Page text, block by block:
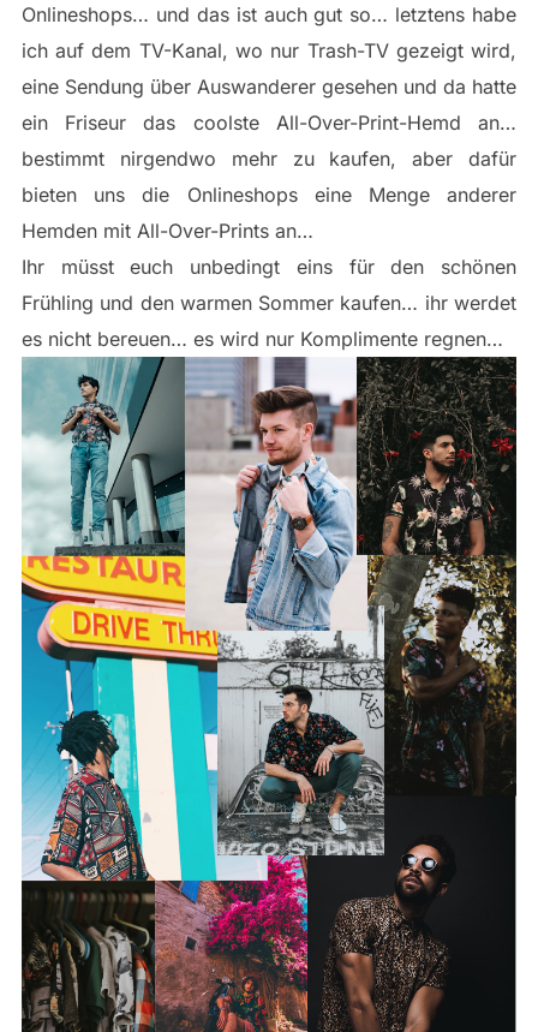
Onlineshops… und das ist auch gut so… letztens habe
ich auf dem TV-Kanal, wo nur Trash-TV gezeigt wird,
eine Sendung über Auswanderer gesehen und da hatte
ein Friseur das coolste All-Over-Print-Hemd an…
bestimmt nirgendwo mehr zu kaufen, aber dafür
bieten uns die Onlineshops eine Menge anderer
Hemden mit All-Over-Prints an…
Ihr müsst euch unbedingt eins für den schönen
Frühling und den warmen Sommer kaufen… ihr werdet
es nicht bereuen… es wird nur Komplimente regnen…